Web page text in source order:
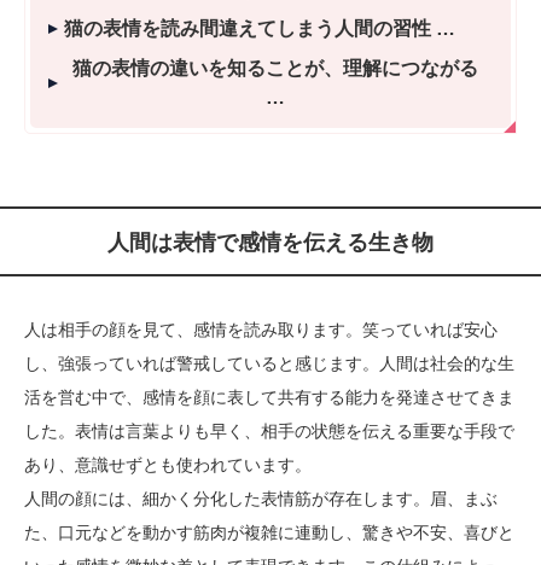
猫の表情を読み間違えてしまう人間の習性
猫の表情の違いを知ることが、理解につながる
人間は表情で感情を伝える生き物
人は相手の顔を見て、感情を読み取ります。笑っていれば安心
し、強張っていれば警戒していると感じます。人間は社会的な生
活を営む中で、感情を顔に表して共有する能力を発達させてきま
した。表情は言葉よりも早く、相手の状態を伝える重要な手段で
あり、意識せずとも使われています。
人間の顔には、細かく分化した表情筋が存在します。眉、まぶ
た、口元などを動かす筋肉が複雑に連動し、驚きや不安、喜びと